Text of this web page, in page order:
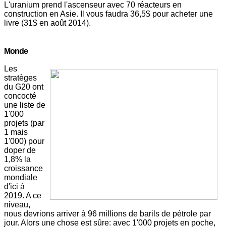
L'uranium prend l'ascenseur avec 70 réacteurs en
construction en Asie. Il vous faudra 36,5$ pour acheter une
livre (31$ en août 2014).
Monde
Les
stratèges
du G20 ont
concocté
une liste de
1'000
projets (par
1 mais
1'000) pour
doper de
1,8% la
croissance
mondiale
d'ici à
2019. A ce
niveau,
nous devrions arriver à 96 millions de barils de pétrole par
jour. Alors une chose est sûre: avec 1'000 projets en poche,